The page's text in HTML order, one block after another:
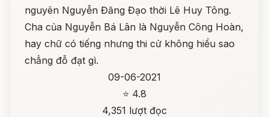
nguyên Nguyễn Đăng Đạo thời Lê Huy Tông.
Cha của Nguyễn Bá Lân là Nguyễn Công Hoàn,
hay chữ có tiếng nhưng thi cử không hiểu sao
chẳng đỗ đạt gì.
09-06-2021
⭐ 4.8
4,351 lượt đọc